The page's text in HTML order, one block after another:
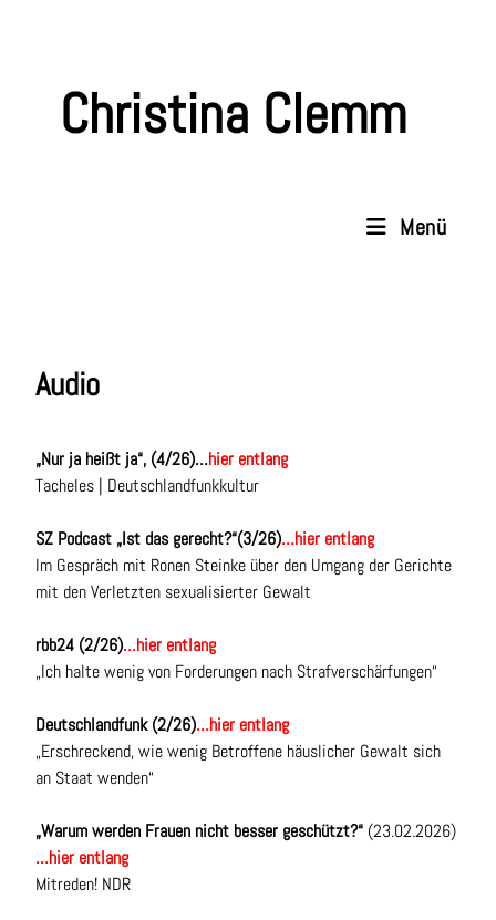
Christina Clemm
Menü
Audio
„Nur ja heißt ja“, (4/26)…hier entlang
Tacheles | Deutschlandfunkkultur
SZ Podcast „Ist das gerecht?“(3/26)…hier entlang
Im Gespräch mit Ronen Steinke über den Umgang der Gerichte
mit den Verletzten sexualisierter Gewalt
rbb24 (2/26)…hier entlang
„Ich halte wenig von Forderungen nach Strafverschärfungen“
Deutschlandfunk (2/26)…hier entlang
„Erschreckend, wie wenig Betroffene häuslicher Gewalt sich
an Staat wenden“
„Warum werden Frauen nicht besser geschützt?“ (23.02.2026)
…hier entlang
Mitreden! NDR